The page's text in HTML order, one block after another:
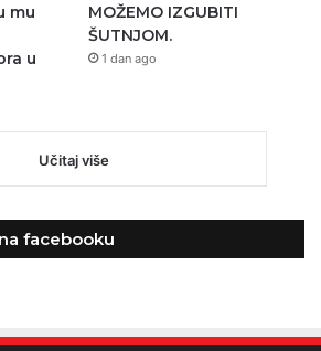
mu
u
MOŽEMO IZGUBITI
ŠUTNJOM.
1 dan ago
Učitaj više
facebooku